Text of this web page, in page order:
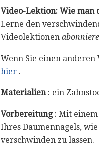
Video-Lektion: Wie man
Lerne den
Videolektionen
Wenn Sie einen
hier .
Materialien: ein
Vorbereitung: Mit einem
Ihres Daumennagels,
verschwinden zu lassen.